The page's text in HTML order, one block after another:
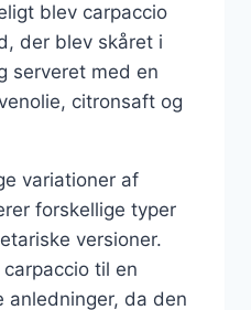
blev carpaccio
der blev skåret i
serveret med en
citronsaft og
variationer af
forskellige typer
versioner.
til en
da den